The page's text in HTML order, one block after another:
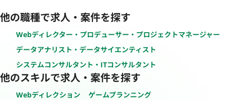
他の職種で求人・案件を探す
Webディレクター・プロデューサー・プロジェクトマネージャー
データアナリスト・データサイエンティスト
システムコンサルタント・ITコンサルタント
他のスキルで求人・案件を探す
Webディレクション
ゲームプランニング